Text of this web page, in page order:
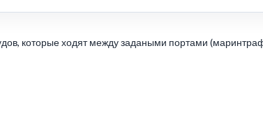
которые ходят между задаными портами